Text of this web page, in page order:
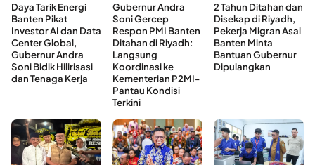
Daya Tarik Energi
Banten Pikat
Investor AI dan Data
Center Global,
Gubernur Andra
Soni Bidik Hilirisasi
dan Tenaga Kerja
Gubernur Andra
Soni Gercep
Respon PMI Banten
Ditahan di Riyadh:
Langsung
Koordinasi ke
Kementerian P2MI-
Pantau Kondisi
Terkini
2 Tahun Ditahan dan
Disekap di Riyadh,
Pekerja Migran Asal
Banten Minta
Bantuan Gubernur
Dipulangkan